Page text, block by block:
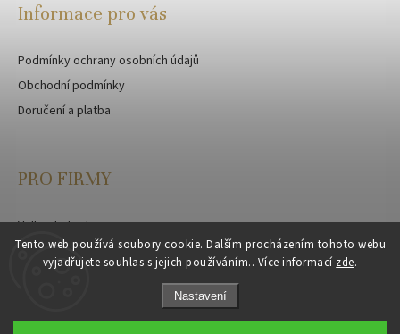
Tento web používá soubory cookie. Dalším procházením tohoto webu
vyjadřujete souhlas s jejich používáním.. Více informací zde.
Nastavení
Informace pro vás
Podmínky ochrany osobních údajů
Obchodní podmínky
Doručení a platba
PRO FIRMY
Velkoobchod
Zakázková výroba